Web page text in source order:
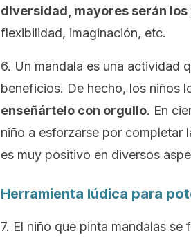
diversidad, mayores serán
flexibilidad, imaginación, etc.
6. Un mandala es una actividad
beneficios. De hecho, los niños
enseñártelo con orgullo. En
niño a esforzarse por completar
es muy positivo en diversos
Herramienta lúdica para
7. El niño que pinta mandalas